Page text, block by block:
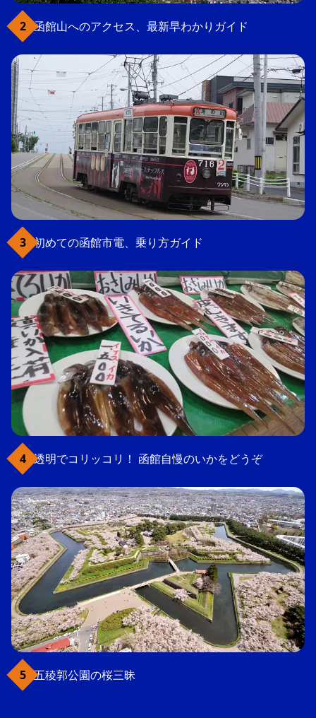
函館山へのアクセス、最新早わかりガイド
初めての函館市電、乗り方ガイド
透明でコリッコリ！ 函館自慢のいかをどうぞ
五稜郭公園の桜三昧